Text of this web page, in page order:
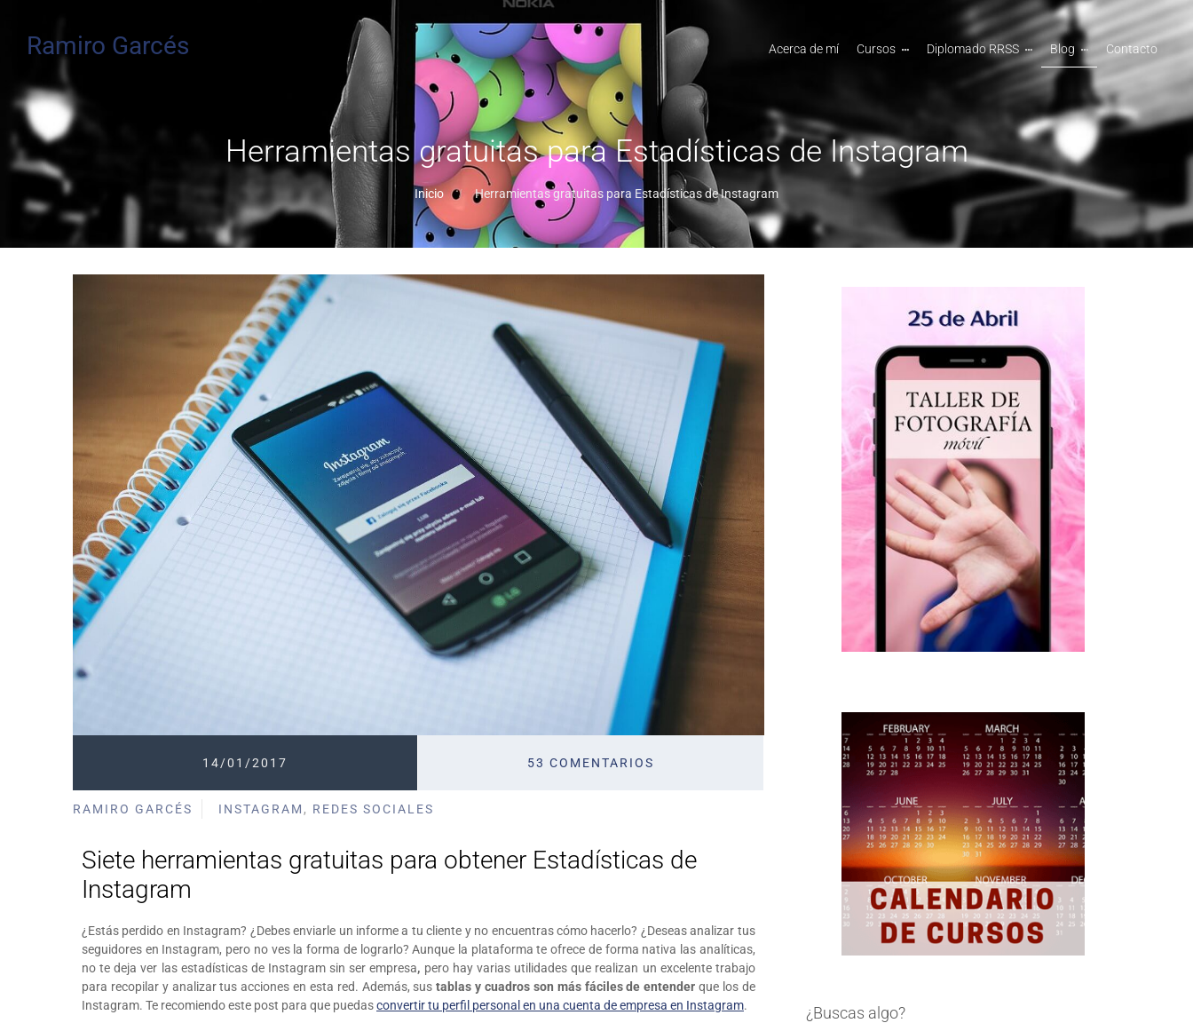
Ramiro Garcés Acerca de mí Cursos Diplomado RRSS Blog Contacto
Herramientas gratuitas para Estadísticas de Instagram
Inicio Herramientas gratuitas para Estadísticas de Instagram
14/01/2017 53 COMENTARIOS
RAMIRO GARCÉS INSTAGRAM , REDES SOCIALES
Siete herramientas gratuitas para obtener Estadísticas de
Instagram
¿Estás perdido en Instagram? ¿Debes enviarle un informe a tu cliente y no encuentras cómo hacerlo? ¿Deseas analizar tus
seguidores en Instagram, pero no ves la forma de lograrlo? Aunque la plataforma te ofrece de forma nativa las analíticas,
no te deja ver las estadísticas de Instagram sin ser empresa, pero hay varias utilidades que realizan un excelente trabajo
para recopilar y analizar tus acciones en esta red. Además, sustablas y cuadros son más fáciles de entender que los de
Instagram. Te recomiendo este post para que puedasconvertir tu perfil personal en una cuenta de empresa en Instagram. ¿Buscas algo?